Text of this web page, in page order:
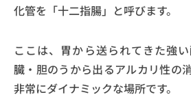
化管を「十二指腸」と呼びます。
ここは、胃から送られてきた強
臓・胆のうから出るアルカリ性の
非常にダイナミックな場所です。